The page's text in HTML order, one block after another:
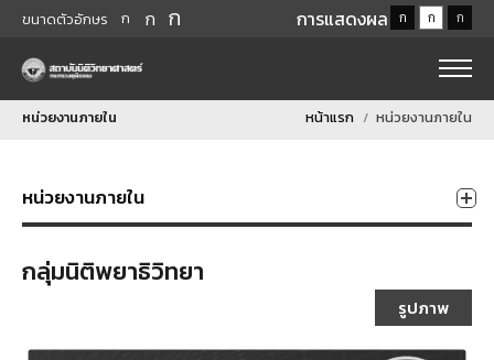
ขนาดตัวอักษร ก ก ก การแสดงผล ก ก ก
หน่วยงานภายใน หน้าแรก หน่วยงานภายใน
หน่วยงานภายใน
กลุ่มนิติพยาธิวิทยา
รูปภาพ